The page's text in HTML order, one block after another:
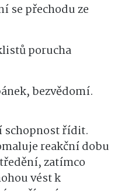
se přechodu ze
porucha
bezvědomí.
schopnost řídit.
reakční dobu
zatímco
vést k